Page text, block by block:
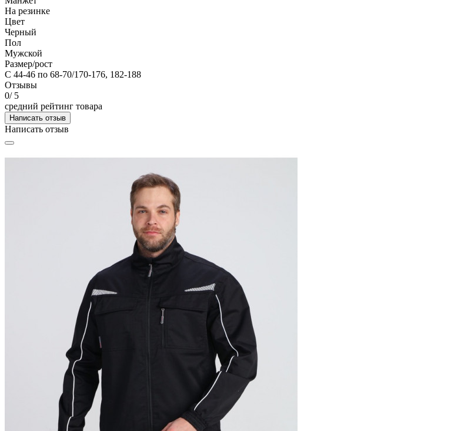
На резинке
Цвет
Черный
Пол
Мужской
Размер/рост
С 44-46 по 68-70/170-176, 182-188
Отзывы
0/ 5
средний рейтинг товара
Написать отзыв
Написать отзыв